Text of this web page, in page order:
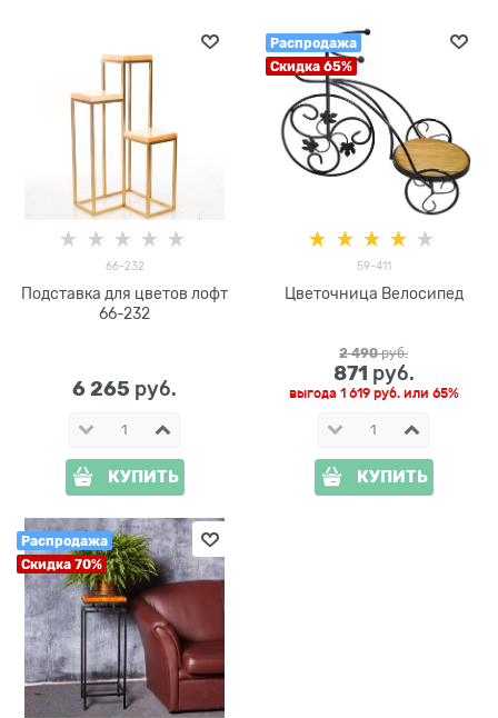
66-232
Подставка для цветов лофт
66-232
6 265 руб.
КУПИТЬ
Распродажа
Скидка 65%
59-411
Цветочница Велосипед
2 490 руб.
871 руб.
выгода 1 619 руб.или 65%
КУПИТЬ
Распродажа
Скидка 70%